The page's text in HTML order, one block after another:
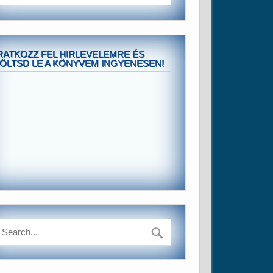
FEL HIRLEVELEMRE ÉS
LE A KÖNYVEM INGYENESEN!